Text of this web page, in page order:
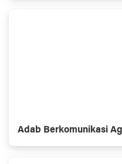
Adab Berkomunikasi